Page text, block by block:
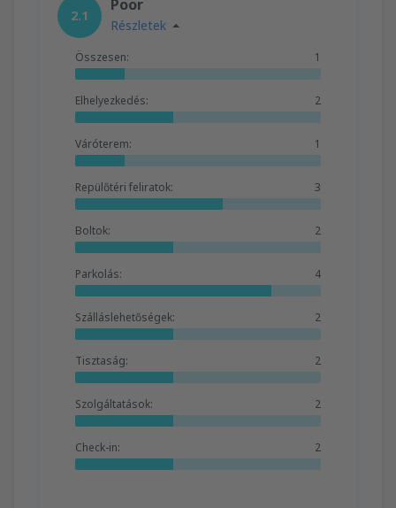
2.1
Poor
Részletek
Összesen: 1
Elhelyezkedés: 2
Váróterem: 1
Repülőtéri feliratok: 3
Boltok: 2
Parkolás: 4
Szálláslehetőségek: 2
Tisztaság: 2
Szolgáltatások: 2
Check-in: 2